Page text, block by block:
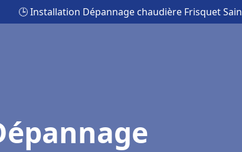
🕒 Installation Dépannage chaudière Frisquet